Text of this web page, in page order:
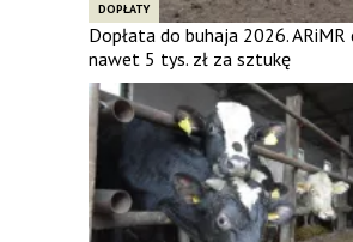
DOPŁATY
Dopłata do buhaja 2026. ARiMR
nawet 5 tys. zł za sztukę